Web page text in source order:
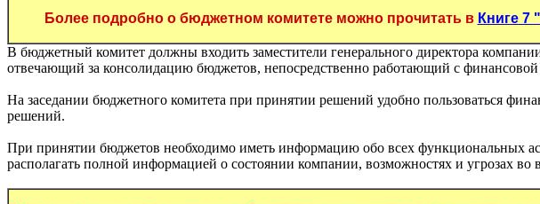
Более подробно о бюджетном комитете можно прочитать в Книге
В бюджетный комитет должны входить заместители генерального директора
отвечающий за консолидацию бюджетов, непосредственно работающий с
На заседании бюджетного комитета при принятии решений удобно пользоваться
решений.
При принятии бюджетов необходимо иметь информацию обо всех функциональных
располагать полной информацией о состоянии компании, возможностях и угрозах во